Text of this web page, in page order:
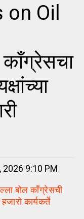
Oil
काँग्रेसचा
9:10 PM
बोल काँग्रेसची
कार्यकर्ते